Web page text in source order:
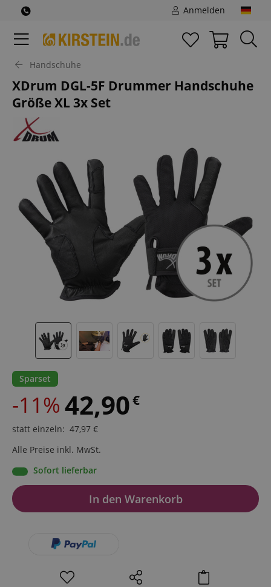
Anmelden
Handschuhe
XDrum DGL-5F Drummer Handschuhe
Größe XL 3x Set
Sparset
-11%42,90€
statt einzeln: 47,97 €
Alle Preise inkl. MwSt.
Sofort lieferbar
In den Warenkorb